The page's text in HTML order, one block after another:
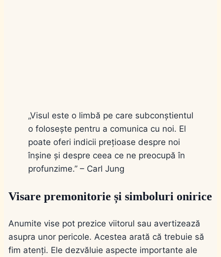
„Visul este o limbă pe care subconștientul
o folosește pentru a comunica cu noi. El
poate oferi indicii prețioase despre noi
înșine și despre ceea ce ne preocupă în
profunzime.” – Carl Jung
Visare premonitorie și simboluri onirice
Anumite vise pot prezice viitorul sau avertizează
asupra unor pericole. Acestea arată că trebuie să
fim atenți. Ele dezvăluie aspecte importante ale